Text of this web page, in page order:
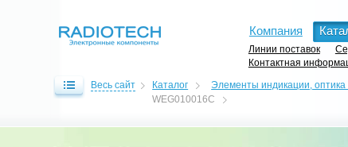
Компания
Линии поставок
Контактная
Весь сайт Каталог Элементы индикации, оптика
WEG010016C